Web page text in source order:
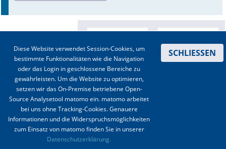
Impressum Datenschutz
Diese Website verwendet Session-Cookies, um
bestimmte Funktionalitäten wie die Navigation
oder das Login in geschlossene Bereiche zu
gewährleisten. Um die Website zu optimieren,
setzen wir das On-Premise betriebene Open-
Source Analysetool matomo ein. matomo arbeitet
bei uns ohne Tracking-Cookies. Genauere
Informationen und die Widerspruchsmöglichkeiten
zum Einsatz von matomo finden Sie in unserer
Datenschutzerklärung.
SCHLIESSEN